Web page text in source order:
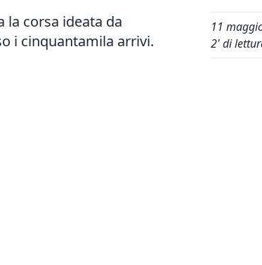
la corsa ideata da
i cinquantamila arrivi.
11
2' di